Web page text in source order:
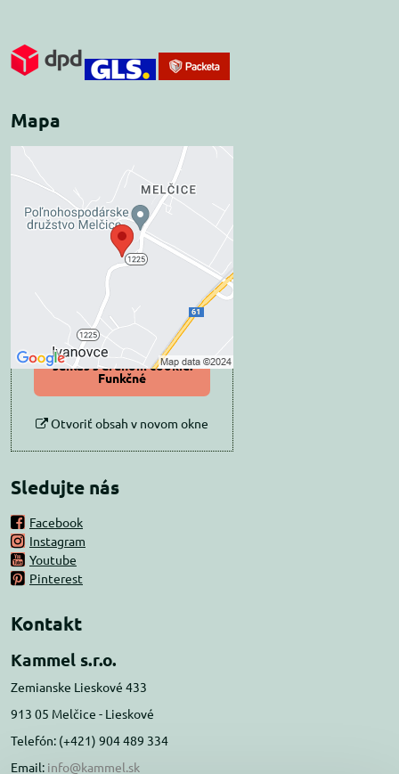
Mapa
Externý obsah je
blokovaný Voľbami
súkromia
Prajete si načítať externý obsah?
Povoliť tentokrát
Povoliť a zapamätať -
súhlas s druhom cookie:
Funkčné
Otvoriť obsah v novom okne
Sledujte nás
Facebook
Instagram
Youtube
Pinterest
Kontakt
Kammel s.r.o.
Zemianske Lieskové 433
913 05 Melčice - Lieskové
Telefón: (+421) 904 489 334
Email: info@kammel.sk